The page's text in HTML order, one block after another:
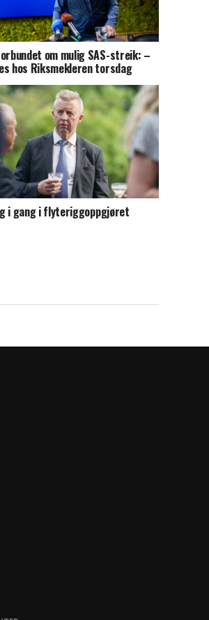
om mulig SAS-streik: –
hos Riksmekleren torsdag
i gang i flyteriggoppgjøret